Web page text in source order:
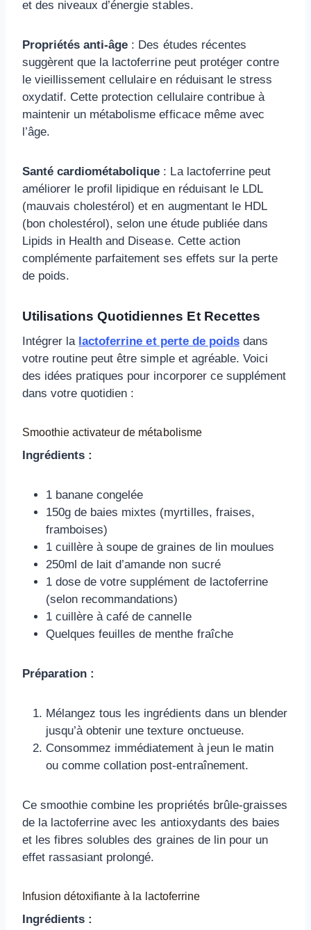
et des niveaux d’énergie stables.
Propriétés anti-âge : Des études récentes
suggèrent que la lactoferrine peut protéger contre
le vieillissement cellulaire en réduisant le stress
oxydatif. Cette protection cellulaire contribue à
maintenir un métabolisme efficace même avec
l’âge.
Santé cardiométabolique : La lactoferrine peut
améliorer le profil lipidique en réduisant le LDL
(mauvais cholestérol) et en augmentant le HDL
(bon cholestérol), selon une étude publiée dans
Lipids in Health and Disease. Cette action
complémente parfaitement ses effets sur la perte
de poids.
Utilisations Quotidiennes Et Recettes
Intégrer la lactoferrine et perte de poidsdans
votre routine peut être simple et agréable. Voici
des idées pratiques pour incorporer ce supplément
dans votre quotidien :
Smoothie activateur de métabolisme
Ingrédients :
1 banane congelée
150g de baies mixtes (myrtilles, fraises,
framboises)
1 cuillère à soupe de graines de lin moulues
250ml de lait d’amande non sucré
1 dose de votre supplément de lactoferrine
(selon recommandations)
1 cuillère à café de cannelle
Quelques feuilles de menthe fraîche
Préparation :
Mélangez tous les ingrédients dans un blender
jusqu’à obtenir une texture onctueuse.
Consommez immédiatement à jeun le matin
ou comme collation post-entraînement.
Ce smoothie combine les propriétés brûle-graisses
de la lactoferrine avec les antioxydants des baies
et les fibres solubles des graines de lin pour un
effet rassasiant prolongé.
Infusion détoxifiante à la lactoferrine
Ingrédients :